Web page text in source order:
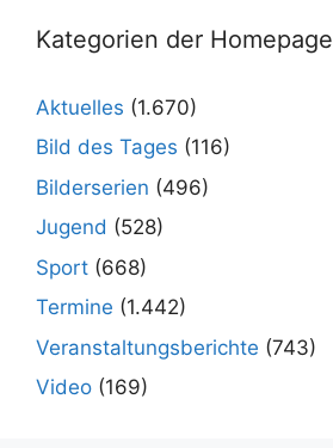
Kategorien der Homepage
Aktuelles (1.670)
Bild des Tages (116)
Bilderserien (496)
Jugend (528)
Sport (668)
Termine (1.442)
Veranstaltungsberichte (743)
Video (169)